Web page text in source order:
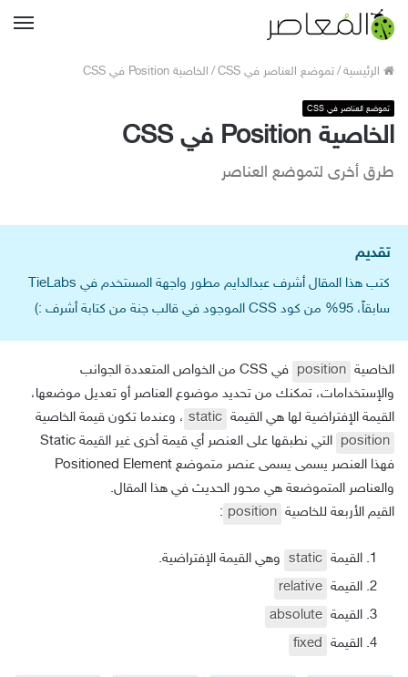
الرئيسية/تموضع العناصر في CSS / الخاصية Position في CSS
تموضع العناصر في CSS
الخاصية Position في CSS
طرق أخرى لتموضع العناصر
تقديم
كتب هذا المقال أشرف عبدالدايم مطور واجهة المستخدم في TieLabs
سابقاً، 95% من كود CSS الموجود في قالب جنة من كتابة أشرف :)
الخاصية position
في CSS من الخواص المتعددة الجوانب
والإستخدامات، تمكنك من تحديد موضوع العناصر أو تعديل موضعها،
القيمة الإفتراضية لها هي القيمة static ، وعندما تكون قيمة الخاصية
position
التي نطبقها على العنصر أي قيمة أخرى غير القيمة Static
فهذا العنصر يسمى يسمى عنصر متموضع Positioned Element
والعناصر المتموضعة هي محور الحديث في هذا المقال.
القيم الأربعة للخاصية position
:
القيمة static وهي القيمة الإفتراضية.
القيمة relative
القيمة absolute
القيمة fixed